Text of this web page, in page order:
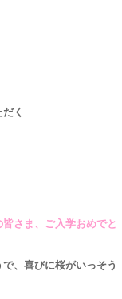
く
さま、ご入学おめでと
、喜びに桜がいっそう